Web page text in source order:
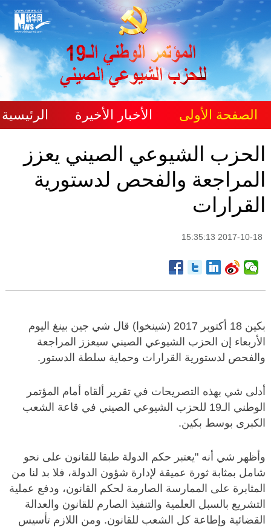
الصفحة الأولى الأخبار الأخيرة الرئيسية
الحزب الشيوعي الصيني يعزز
المراجعة والفحص لدستورية
القرارات
2017-10-18 15:35:13
بكين 18 أكتوبر 2017 (شينخوا) قال شي جين بينغ اليوم
الأربعاء إن الحزب الشيوعي الصيني سيعزز المراجعة
والفحص لدستورية القرارات وحماية سلطة الدستور.
أدلى شي بهذه التصريحات في تقرير ألقاه أمام المؤتمر
الوطني الـ19 للحزب الشيوعي الصيني في قاعة الشعب
الكبرى بوسط بكين.
وأظهر شي أنه "يعتبر حكم الدولة طبقا للقانون على نحو
شامل بمثابة ثورة عميقة لإدارة شؤون الدولة، فلا بد لنا من
المثابرة على الممارسة الصارمة لحكم القانون، ودفع عملية
التشريع بالسبل العلمية والتنفيذ الصارم للقانون والعدالة
القضائية وإطاعة كل الشعب للقانون. ومن اللازم تأسيس